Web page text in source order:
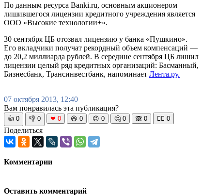
По данным ресурса Banki.ru, основным акционером
лишившегося лицензии кредитного учреждения является
ООО «Высокие технологии+».
30 сентября ЦБ отозвал лицензию у банка «Пушкино».
Его вкладчики получат рекордный объем компенсаций —
до 20,2 миллиарда рублей. В середине сентября ЦБ лишил
лицензии целый ряд кредитных организаций: Басманный,
Бизнесбанк, Трансинвестбанк, напоминает Лента.ру.
07 октября 2013, 12:40
Вам понравилась эта публикация?
👍 0 👎 0 ❤ 0 😆 0 😡 0 🤔 0 🙈 0 🧘‍♀️ 0
Поделиться
Комментарии
Оставить комментарий